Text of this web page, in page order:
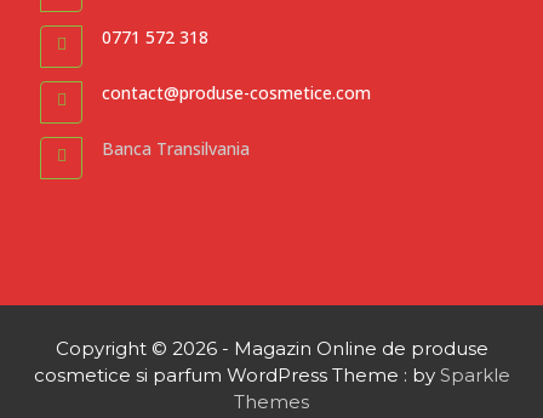
0771 572 318
contact@produse-cosmetice.com
Banca Transilvania
Copyright © 2026 - Magazin Online de produse
cosmetice si parfum WordPress Theme : by Sparkle
Themes